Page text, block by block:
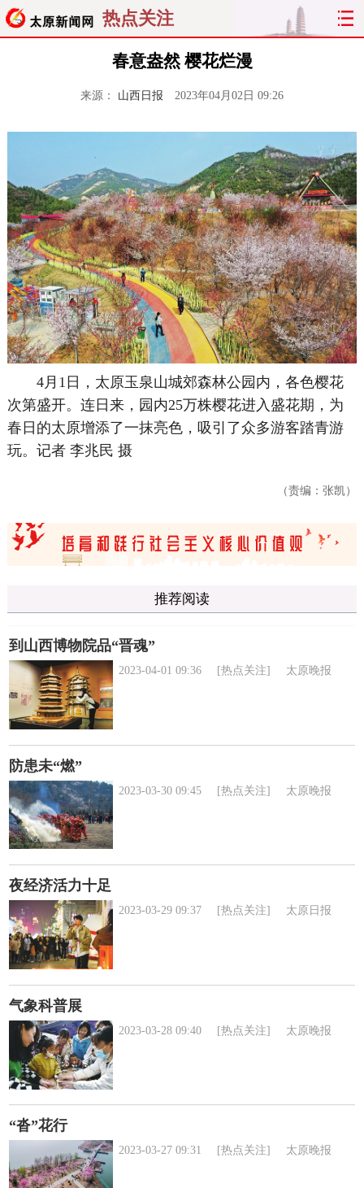
热点关注
春意盎然 樱花烂漫
来源： 山西日报 2023年04月02日 09:26
4月1日，太原玉泉山城郊森林公园内，各色樱花
次第盛开。连日来，园内25万株樱花进入盛花期，为
春日的太原增添了一抹亮色，吸引了众多游客踏青游
玩。记者 李兆民 摄
（责编：张凯）
推荐阅读
到山西博物院品“晋魂”
2023-04-01 09:36 [热点关注] 太原晚报
防患未“燃”
2023-03-30 09:45 [热点关注] 太原晚报
夜经济活力十足
2023-03-29 09:37 [热点关注] 太原日报
气象科普展
2023-03-28 09:40 [热点关注] 太原晚报
“沓”花行
2023-03-27 09:31 [热点关注] 太原晚报